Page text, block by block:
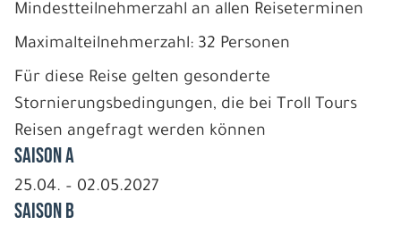
Mindestteilnehmerzahl an allen Reiseterminen
Maximalteilnehmerzahl: 32 Personen
Für diese Reise gelten gesonderte
Stornierungsbedingungen, die bei Troll Tours
Reisen angefragt werden können
Saison A
25.04. – 02.05.2027
Saison B